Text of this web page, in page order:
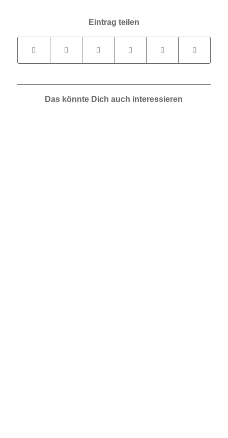
Eintrag teilen
Das könnte Dich auch interessieren